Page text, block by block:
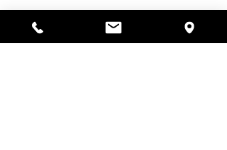
297 Central St. Gardner, MA 01440
978-364-0920